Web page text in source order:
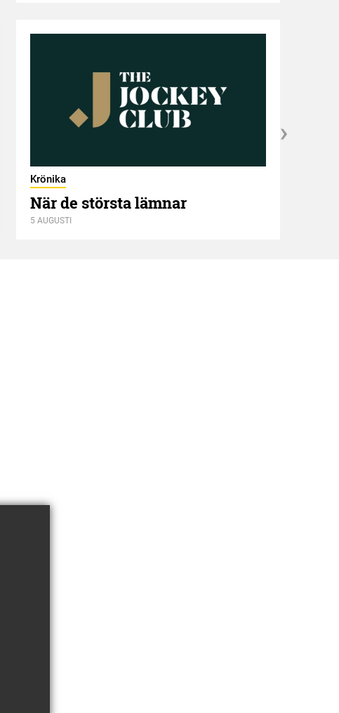
Krönika
När de största lämnar
5 AUGUSTI